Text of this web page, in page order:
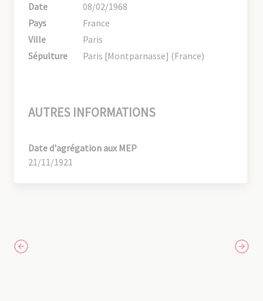
Date
08/02/1968
Pays
France
Ville
Paris
Sépulture
Paris [Montparnasse] (France)
AUTRES INFORMATIONS
Date d'agrégation aux MEP
21/11/1921